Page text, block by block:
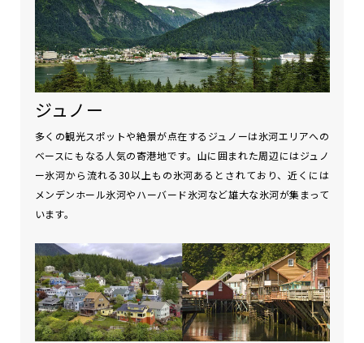
ジュノー
多くの観光スポットや絶景が点在するジュノーは氷河エリアへの
ベースにもなる人気の寄港地です。山に囲まれた周辺にはジュノ
ー氷河から流れる30以上もの氷河あるとされており、近くには
メンデンホール氷河やハーバード氷河など雄大な氷河が集まって
います。